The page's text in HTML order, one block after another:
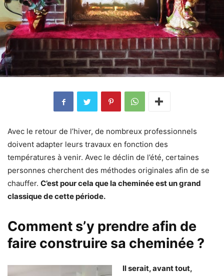
Avec le retour de l’hiver, de nombreux professionnels
doivent adapter leurs travaux en fonction des
températures à venir. Avec le déclin de l’été, certaines
personnes cherchent des méthodes originales afin de se
chauffer. C’est pour cela que la cheminée est un grand
classique de cette période.
Comment s’y prendre afin de
faire construire sa cheminée ?
Il serait, avant tout,